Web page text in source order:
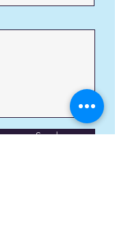
Send